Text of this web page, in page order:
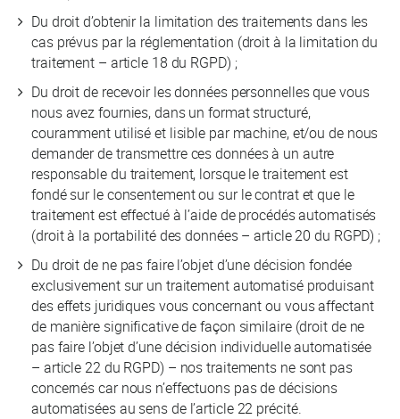
Du droit d’obtenir la limitation des traitements dans les
cas prévus par la réglementation (droit à la limitation du
traitement – article 18 du RGPD) ;
Du droit de recevoir les données personnelles que vous
nous avez fournies, dans un format structuré,
couramment utilisé et lisible par machine, et/ou de nous
demander de transmettre ces données à un autre
responsable du traitement, lorsque le traitement est
fondé sur le consentement ou sur le contrat et que le
traitement est effectué à l’aide de procédés automatisés
(droit à la portabilité des données – article 20 du RGPD) ;
Du droit de ne pas faire l’objet d’une décision fondée
exclusivement sur un traitement automatisé produisant
des effets juridiques vous concernant ou vous affectant
de manière significative de façon similaire (droit de ne
pas faire l’objet d’une décision individuelle automatisée
– article 22 du RGPD) – nos traitements ne sont pas
concernés car nous n’effectuons pas de décisions
automatisées au sens de l’article 22 précité.